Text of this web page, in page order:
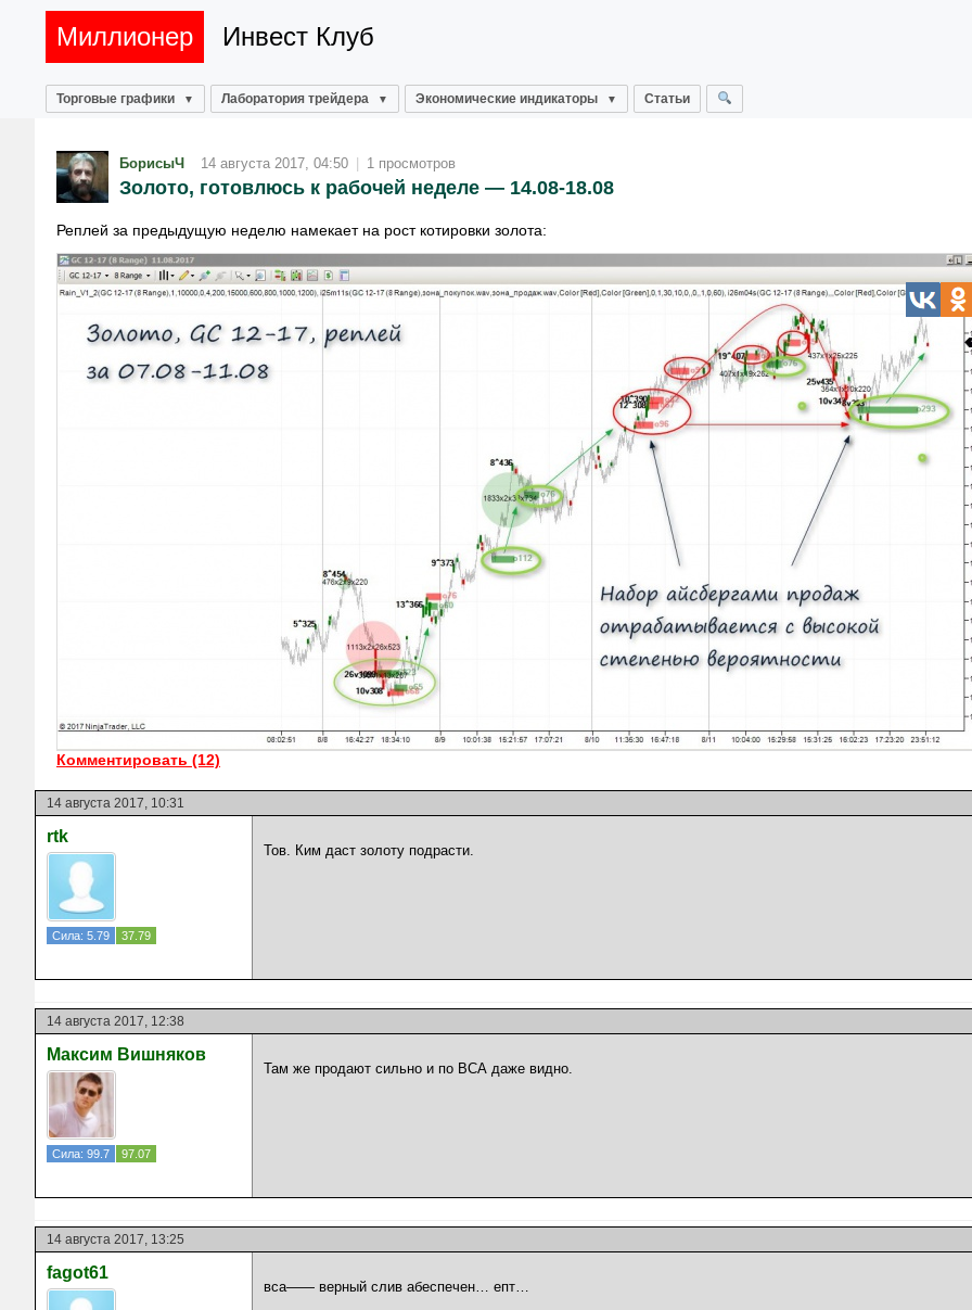
Миллионер Инвест Клуб
Торговые графики Лаборатория трейдера Экономические индикаторы Статьи
БорисыЧ 14 августа 2017, 04:50 | 1 просмотров
Золото, готовлюсь к рабочей неделе — 14.08-18.08
Реплей за предыдущую неделю намекает на рост котировки золота:
Комментировать (12)
14 августа 2017, 10:31
rtk
Сила: 5.79 37.79
Тов. Ким даст золоту подрасти.
14 августа 2017, 12:38
Максим Вишняков
Сила: 99.7 97.07
Там же продают сильно и по ВСА даже видно.
14 августа 2017, 13:25
fagot61
вса—— верный слив абеспечен… епт…